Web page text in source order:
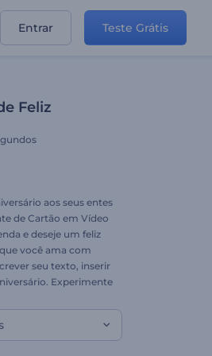
Entrar Teste Grátis
Feliz
aos seus entes
de Cartão em Vídeo
e deseje um feliz
você ama com
seu texto, inserir
Experimente